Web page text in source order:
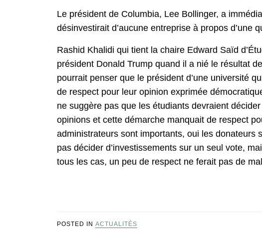
Le président de Columbia, Lee Bollinger, a
désinvestirait d’aucune entreprise à propos d’une
Rashid Khalidi qui tient la chaire Edward Saïd
président Donald Trump quand il a nié le résultat
pourrait penser que le président d’une université
de respect pour leur opinion exprimée
ne suggère pas que les étudiants devraient
opinions et cette démarche manquait de respect
administrateurs sont importants, oui les donateurs
pas décider d’investissements sur un seul vote,
tous les cas, un peu de respect ne ferait pas de
POSTED IN ACTUALITÉS